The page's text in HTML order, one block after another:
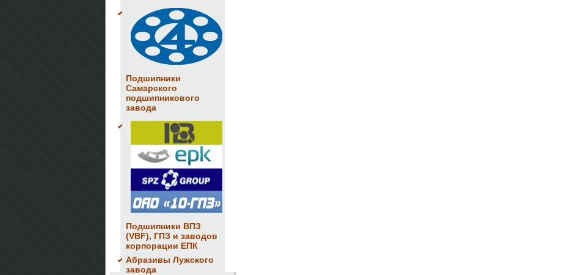
Подшипники
Самарского
подшипникового
завода
Подшипники ВПЗ
(VBF), ГПЗ и заводов
корпорации ЕПК
Абразивы Лужского
завода